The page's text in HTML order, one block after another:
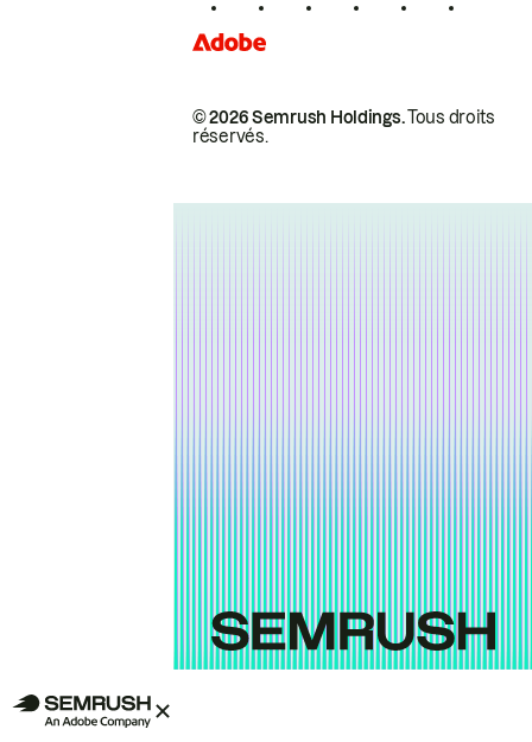
© 2026 Semrush Holdings.Tous droits
réservés.